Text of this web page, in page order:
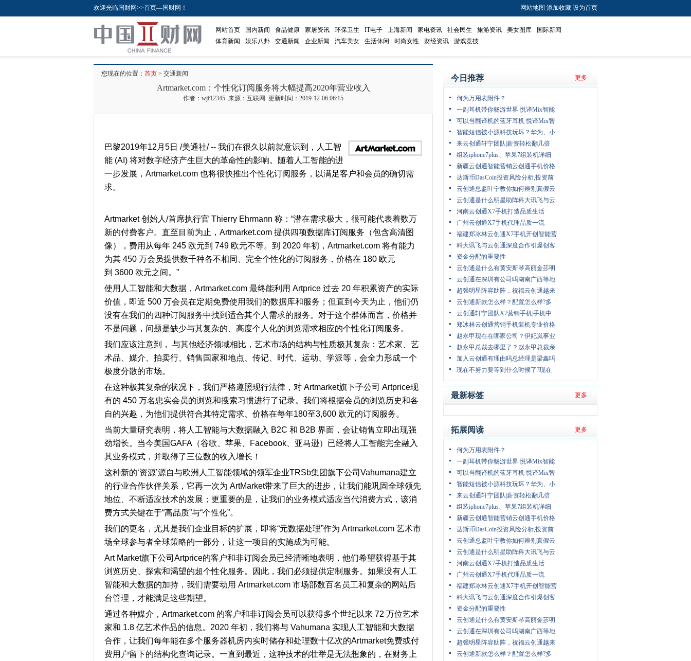
欢迎光临国财网>>首页—国财网！ 网站地图 添加收藏 设为首页
网站首页 国内新闻 食品健康 家居资讯 环保卫生 IT电子 上海新闻 家电资讯 社会民生 旅游资讯 美女图库
国际新闻
体育新闻
娱乐八卦 交通新闻 企业新闻 汽车美女 生活休闲 时尚女性 财经资讯 游戏竞技
您现在的位置： 首页 > 交通新闻
Artmarket.com：个性化订阅服务将大幅提高2020年营业收入
作者：wjf12345 来源：互联网 更新时间：2019-12-06 06:15
巴黎2019年12月5日 /美通社/ -- 我们在很久以前就意识到，人工智
能 (AI) 将对数字经济产生巨大的革命性的影响。随着人工智能的进
一步发展，Artmarket.com 也将很快推出个性化订阅服务，以满足客户和会员的确切需
求。
Artmarket 创始人/首席执行官 Thierry Ehrmann 称： “潜在需求极大，很可能代表着数万
新的付费客户。直至目前为止， Artmarket.com 提供四项数据库订阅服务（包含高清图
像），费用从每年 245 欧元到 749 欧元不等。到 2020 年初，Artmarket.com 将有能力
为其 450 万会员提供数千种各不相同、完全个性化的订阅服务，价格在 180 欧元
到 3600 欧元之间。”
使用人工智能和大数据，Artmarket.com 最终能利用 Artprice 过去 20 年积累资产的实际
价值，即近 500 万会员在定期免费使用我们的数据库和服务；但直到今天为止，他们仍
没有在我们的四种订阅服务中找到适合其个人需求的服务。对于这个群体而言，价格并
不是问题，问题是缺少与其复杂的、高度个人化的浏览需求相应的个性化订阅服务。
我们应该注意到， 与其他经济领域相比，艺术市场的结构与性质极其复杂：艺术家、艺
术品、媒介、拍卖行、销售国家和地点、传记、时代、运动、学派等，会全力形成一个
极度分散的市场。
在这种极其复杂的状况下，我们严格遵照现行法律，对 Artmarket旗下子公司 Artprice现
有的 450 万名忠实会员的浏览和搜索习惯进行了记录。我们将根据会员的浏览历史和各
自的兴趣，为他们提供符合其特定需求、价格在每年180至3,600 欧元的订阅服务。
当前大量研究表明，将人工智能与大数据融入 B2C 和 B2B 界面，会让销售立即出现强
劲增长。当今美国GAFA（谷歌、苹果、Facebook、亚马逊）已经将人工智能完全融入
其业务模式，并取得了三位数的收入增长！
这种新的‘资源’源自与欧洲人工智能领域的领军企业TRSb集团旗下公司Vahumana建立
的行业合作伙伴关系，它再一次为 ArtMarket带来了巨大的进步，让我们能巩固全球领先
地位、不断适应技术的发展；更重要的是，让我们的业务模式适应当代消费方式，该消
费方式关键在于“高品质”与“个性化”。
我们的更名，尤其是我们企业目标的扩展，即将“元数据处理”作为 Artmarket.com 艺术市
场全球参与者全球策略的一部分，让这一项目的实施成为可能。
Art Market旗下公司Artprice的客户和非订阅会员已经清晰地表明，他们希望获得基于其
浏览历史、探索和渴望的超个性化服务。因此，我们必须提供定制服务。如果没有人工
智能和大数据的加持，我们需要动用 Artmarket.com 市场部数百名员工和复杂的网站后
台管理，才能满足这些期望。
通过各种媒介，Artmarket.com 的客户和非订阅会员可以获得多个世纪以来 72 万位艺术
家和 1.8 亿艺术作品的信息。2020 年初，我们将与 Vahumana 实现人工智能和大数据
合作，让我们每年能在多个服务器机房内实时储存和处理数十亿次的Artmarket免费或付
费用户留下的结构化查询记录。一直到最近，这种技术的壮举是无法想象的，在财务上
更多
今日推荐
何为万用表附件？
一副耳机带你畅游世界 悦译Mix智能
可以当翻译机的蓝牙耳机 悦译Mix智
智能短信被小源科技玩坏？华为、小
来云创通轩宁团队|薪资轻松翻几倍
组装iphone7plus、苹果7组装机详细
新疆云创通智能营销云创通手机价格
达斯币DasCoin投资风险分析,投资前
云创通总监叶宁教你如何辨别真假云
云创通是什么明星助阵科大讯飞与云
河南云创通X7手机打造品质生活
广州云创通X7手机代理品质一流
福建郑冰林云创通X7手机开创智能营
科大讯飞与云创通深度合作引爆创客
资金分配的重要性
云创通是什么有黄安斯琴高丽金莎明
云创通在深圳有公司吗湖南广西等地
超强明星阵容助阵，祝福云创通越来
云创通新款怎么样？配置怎么样?多
云创通轩宁团队X7营销手机|手机中
郑冰林云创通营销手机装机专业价格
赵永甲现在在哪家公司？伊妃岚事业
赵永甲总裁去哪里了？赵永甲总裁亲
加入云创通有理由吗总经理是梁鑫吗
现在不努力要等到什么时候了?现在
更多
最新标签
更多
拓展阅读
何为万用表附件？
一副耳机带你畅游世界 悦译Mix智能
可以当翻译机的蓝牙耳机 悦译Mix智
智能短信被小源科技玩坏？华为、小
来云创通轩宁团队|薪资轻松翻几倍
组装iphone7plus、苹果7组装机详细
新疆云创通智能营销云创通手机价格
达斯币DasCoin投资风险分析,投资前
云创通总监叶宁教你如何辨别真假云
云创通是什么明星助阵科大讯飞与云
河南云创通X7手机打造品质生活
广州云创通X7手机代理品质一流
福建郑冰林云创通X7手机开创智能营
科大讯飞与云创通深度合作引爆创客
资金分配的重要性
云创通是什么有黄安斯琴高丽金莎明
云创通在深圳有公司吗湖南广西等地
超强明星阵容助阵，祝福云创通越来
云创通新款怎么样？配置怎么样?多